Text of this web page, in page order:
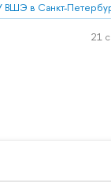
ВШЭ в Санкт-
21